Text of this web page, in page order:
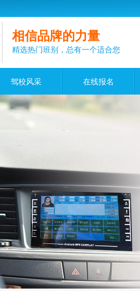
相信品牌的力量
精选热门班别，总有一个适合您
驾校风采 在线报名